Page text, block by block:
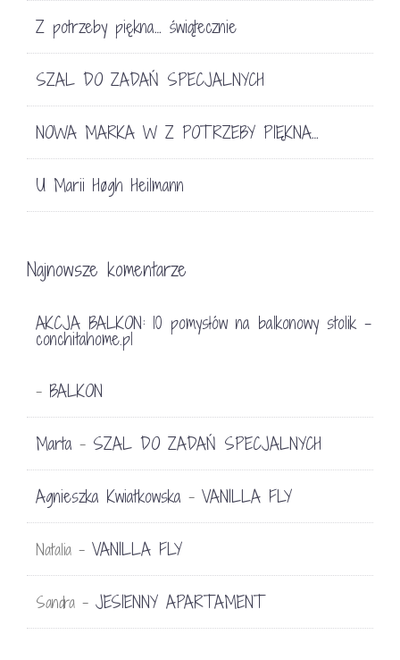
Z potrzeby piękna… świątecznie
SZAL DO ZADAŃ SPECJALNYCH
NOWA MARKA W Z POTRZEBY PIĘKNA…
U Marii Høgh Heilmann
Najnowsze komentarze
AKCJA BALKON: 10 pomysłów na balkonowy stolik -
conchitahome.pl
- BALKON
Marta - SZAL DO ZADAŃ SPECJALNYCH
Agnieszka Kwiatkowska - VANILLA FLY
Natalia - VANILLA FLY
Sandra - JESIENNY APARTAMENT